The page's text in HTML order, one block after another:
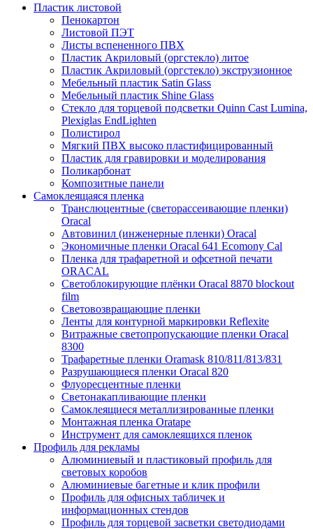
Пластик листовой
Пенокартон
Листовой ПЭТ
Листы вспененного ПВХ
Пластик Акриловый (оргстекло) литое
Пластик Акриловый (оргстекло) экструзионное
Мебельный пластик Satin Glass
Мебельный пластик Shine Glass
Стекло для торцевой подсветки Quinn Cast Lumina,
Plexiglas EndLighten
Полистирол
Мягкий ПВХ высоко пластифицированный
Пластик для гравировки и моделирования
Поликарбонат
Композитные панели
Самоклеящаяся пленка
Транслюцентные (светорассеивающие пленки)
Oracal
Автовинил (инженерные пленки) Oracal
Экономичные пленки Oracal 641 Ecomony Cal
Пленка для трафаретной и офсетной печати
ORACAL
Светоблокирующие плёнки Oracal 8870 blockout
film
Световозвращающие пленки
Ленты для контурной маркировки Reflexite
Витражные светопропускающие пленки Oracal
8300
Трафаретные пленки Oramask 810/811/813/831
Разрушающиеся пленки Oracal 820
Флуоресцентные пленки
Светонакапливающие пленки
Самоклеящиеся металлизированные пленки
Монтажная пленка Oratape
Инструмент для самоклеящихся пленок
Профиль для рекламы
Алюминиевый и пластиковый профиль для
световых коробов
Алюминиевые багетные и клик профили
Профиль для офисных табличек и
информационных стендов
Профиль для торцевой засветки светодиодами